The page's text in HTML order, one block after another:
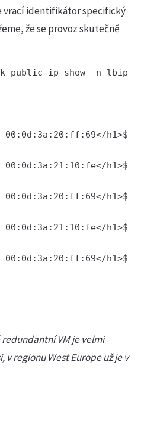
vrací identifikátor specifický
že se provoz skutečně
public-ip show -n lbip -
00:0d:3a:20:ff:69</h1>$
00:0d:3a:21:10:fe</h1>$
00:0d:3a:20:ff:69</h1>$
00:0d:3a:21:10:fe</h1>$
00:0d:3a:20:ff:69</h1>$
VM je velmi
v regionu West Europe už je v